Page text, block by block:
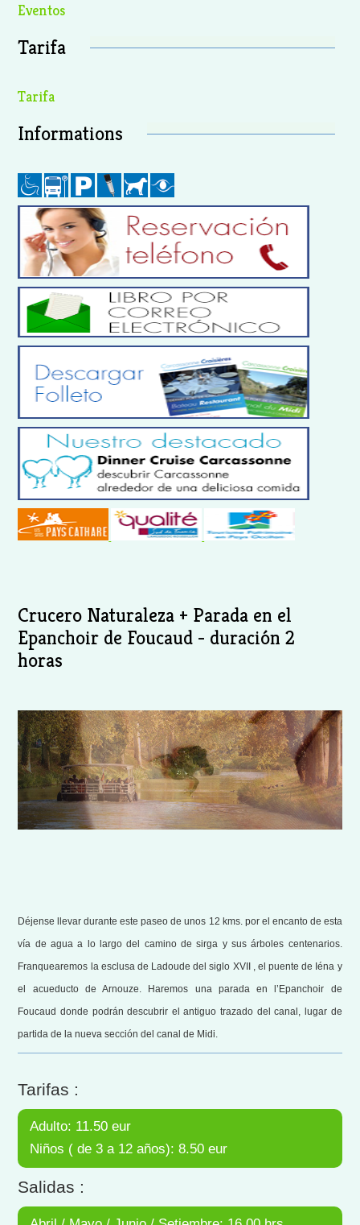
Eventos
Tarifa
Tarifa
Informations
Crucero Naturaleza + Parada en el
Epanchoir de Foucaud - duración 2
horas
Déjense llevar durante este paseo de unos 12 kms. por el encanto de esta
vía de agua a lo largo del camino de sirga y sus árboles centenarios.
Franquearemos la esclusa de Ladoude del siglo XVII , el puente de Iéna y
el acueducto de Arnouze. Haremos una parada en l’Epanchoir de
Foucaud donde podrán descubrir el antiguo trazado del canal, lugar de
partida de la nueva sección del canal de Midi.
Tarifas :
Adulto: 11.50 eur
Niños ( de 3 a 12 años): 8.50 eur
Salidas :